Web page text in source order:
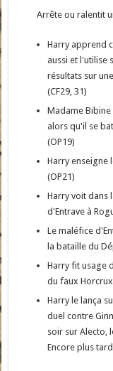
Arrête ou ralentit
Harry apprend
aussi et l'utilise
résultats sur
(CF29, 31)
Madame
alors qu'il se
(OP19)
Harry enseigne
(OP21)
Harry voit dans
d'Entrave à
Le maléfice
la bataille du
Harry fit usage
du faux
Harry le lança
duel contre
soir sur Alecto,
Encore plus